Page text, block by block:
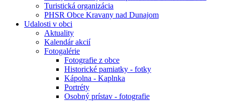
Turistická organizácia
PHSR Obce Kravany nad Dunajom
Udalosti v obci
Aktuality
Kalendár akcií
Fotogalérie
Fotografie z obce
Historické pamiatky - fotky
Kápolna - Kaplnka
Portréty
Osobný prístav - fotografie